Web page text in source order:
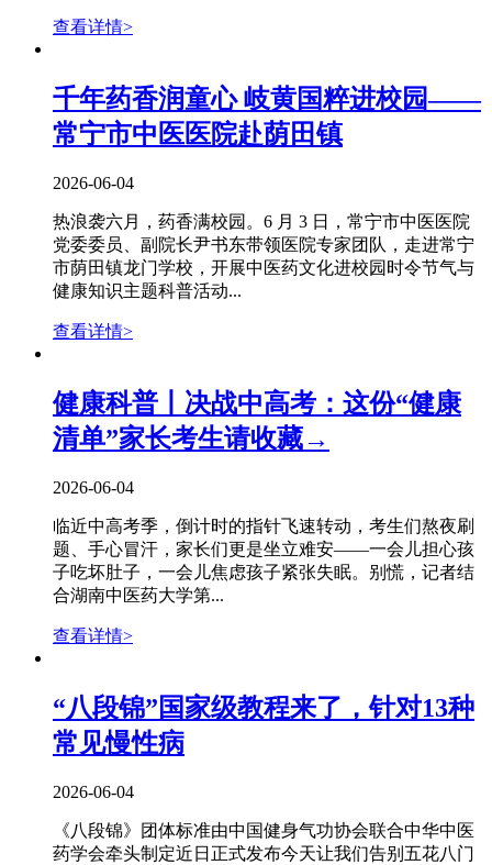
查看详情>
千年药香润童心 岐黄国粹进校园——
常宁市中医医院赴荫田镇
2026-06-04
热浪袭六月，药香满校园。6 月 3 日，常宁市中医医院
党委委员、副院长尹书东带领医院专家团队，走进常宁
市荫田镇龙门学校，开展中医药文化进校园时令节气与
健康知识主题科普活动...
查看详情>
健康科普丨决战中高考：这份“健康
清单”家长考生请收藏→
2026-06-04
临近中高考季，倒计时的指针飞速转动，考生们熬夜刷
题、手心冒汗，家长们更是坐立难安——一会儿担心孩
子吃坏肚子，一会儿焦虑孩子紧张失眠。别慌，记者结
合湖南中医药大学第...
查看详情>
“八段锦”国家级教程来了，针对13种
常见慢性病
2026-06-04
《八段锦》团体标准由中国健身气功协会联合中华中医
药学会牵头制定近日正式发布今天让我们告别五花八门